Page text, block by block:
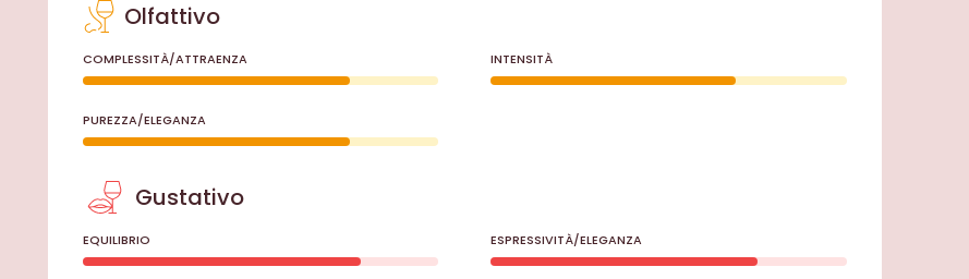
Olfattivo
COMPLESSITÀ/ATTRAENZA INTENSITÀ
PUREZZA/ELEGANZA
Gustativo
EQUILIBRIO ESPRESSIVITÀ/ELEGANZA